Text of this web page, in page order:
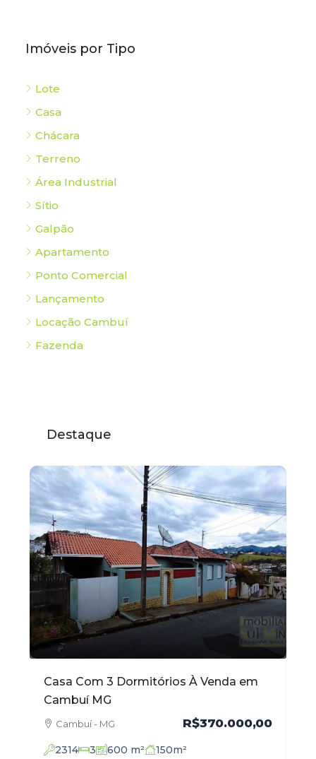
Imóveis por Tipo
Lote
Casa
Chácara
Terreno
Área Industrial
Sítio
Galpão
Apartamento
Ponto Comercial
Lançamento
Locação Cambuí
Fazenda
Destaque
Apartamento com 102 m² no Centro à
Venda em Cambuí MG
Cambuí - MG R$520.000,00
2136 3 102m²